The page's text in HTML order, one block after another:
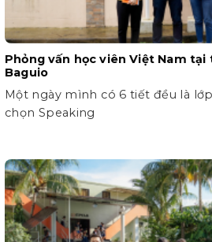
Phỏng vấn học viên Việt Nam tại
Baguio
Một ngày mình có 6 tiết đều là
chọn Speaking